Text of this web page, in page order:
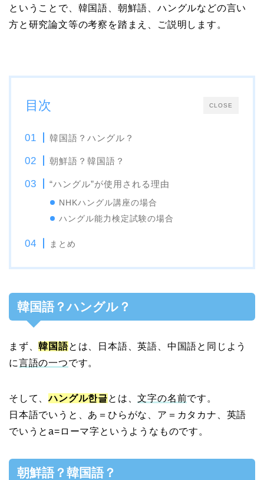
ということで、韓国語、朝鮮語、ハングルなどの言い
方と研究論文等の考察を踏まえ、ご説明します。
CLOSE
目次
韓国語？ハングル？
朝鮮語？韓国語？
“ハングル”が使用される理由
NHKハングル講座の場合
ハングル能力検定試験の場合
まとめ
韓国語？ハングル？
まず、韓国語とは、日本語、英語、中国語と同じよう
に言語の一つです。
そして、ハングル한글とは、文字の名前です。
日本語でいうと、あ＝ひらがな、ア＝カタカナ、英語
でいうとa=ローマ字というようなものです。
朝鮮語？韓国語？